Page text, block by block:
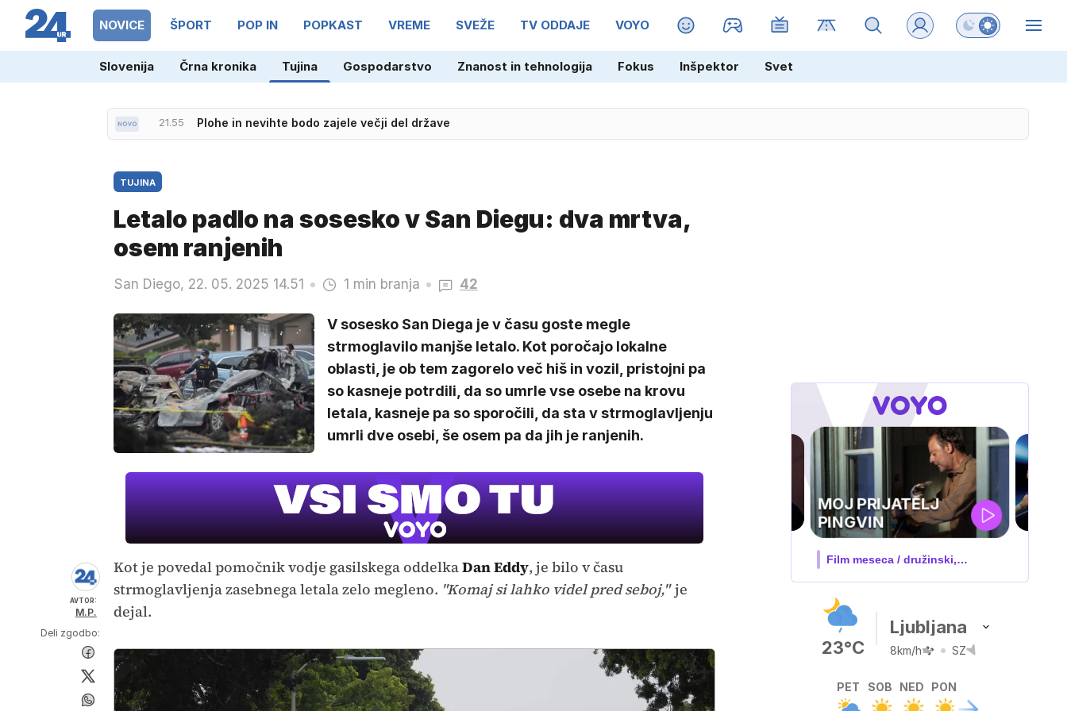
NOVICE ŠPORT POP IN POPKAST VREME SVEŽE TV ODDAJE VOYO MAGAZIN Preklopi barvni
Slovenija Črna kronika Tujina Gospodarstvo Znanost in tehnologija Fokus Inšpektor Svet
22.45 Španija vrača udarec Italiji, uvajajo mejni nadzor italijanskih potnikov
TUJINA
Letalo padlo na sosesko v San Diegu: dva mrtva,
osem ranjenih
San Diego, 22. 05. 2025 14.51 1 min branja 42
V sosesko San Diega je v času goste megle
strmoglavilo manjše letalo. Kot poročajo lokalne
oblasti, je ob tem zagorelo več hiš in vozil, pristojni pa
so kasneje potrdili, da so umrle vse osebe na krovu
letala, kasneje pa so sporočili, da sta v strmoglavljenju
umrli dve osebi, še osem pa da jih je ranjenih.
AVTOR:
M.P.
Deli zgodbo:
Kot je povedal pomočnik vodje gasilskega oddelkaDan Eddy, je bilo v času
strmoglavljenja zasebnega letala zelo megleno. "Komaj si lahko videl pred seboj,"je
dejal.
UEFA
SUPERPOKAL
V živo na VOYO: sreda ob 20.30
23°C
Ljubljana
8km/h SZ
PET SOB NED PON